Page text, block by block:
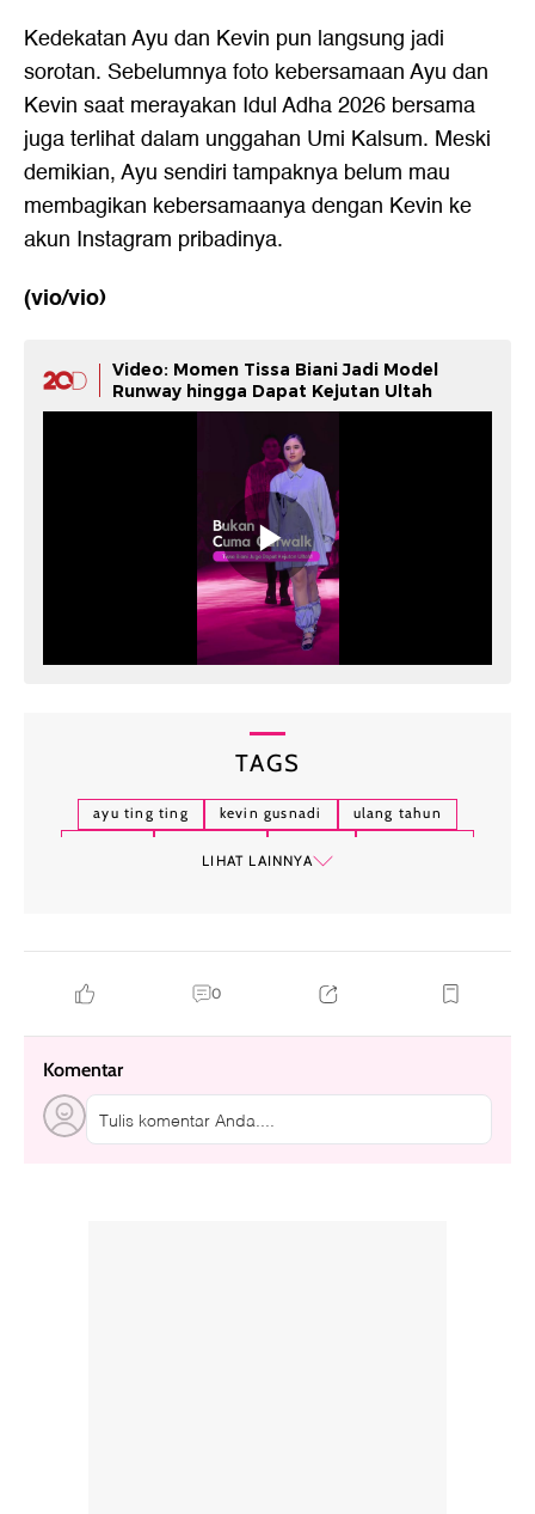
Kedekatan Ayu dan Kevin pun langsung jadi
sorotan. Sebelumnya foto kebersamaan Ayu dan
Kevin saat merayakan Idul Adha 2026 bersama
juga terlihat dalam unggahan Umi Kalsum. Meski
demikian, Ayu sendiri tampaknya belum mau
membagikan kebersamaanya dengan Kevin ke
akun Instagram pribadinya.
(vio/vio)
Video: Momen Tissa Biani Jadi Model
Runway hingga Dapat Kejutan Ultah
TAGS
ayu ting ting kevin gusnadi
ulang tahun
LIHAT LAINNYA
0
Komentar
Tulis komentar Anda....